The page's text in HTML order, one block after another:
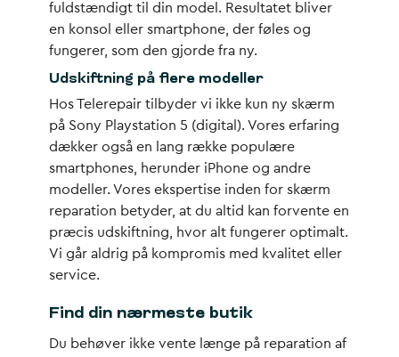
fuldstændigt til din model. Resultatet bliver
en konsol eller smartphone, der føles og
fungerer, som den gjorde fra ny.
Udskiftning på flere modeller
Hos Telerepair tilbyder vi ikke kun ny skærm
på Sony Playstation 5 (digital). Vores erfaring
dækker også en lang række populære
smartphones, herunder iPhone og andre
modeller. Vores ekspertise inden for skærm
reparation betyder, at du altid kan forvente en
præcis udskiftning, hvor alt fungerer optimalt.
Vi går aldrig på kompromis med kvalitet eller
service.
Find din nærmeste butik
Du behøver ikke vente længe på reparation af